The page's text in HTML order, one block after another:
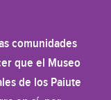
comunidades
que el Museo
de los Paiute